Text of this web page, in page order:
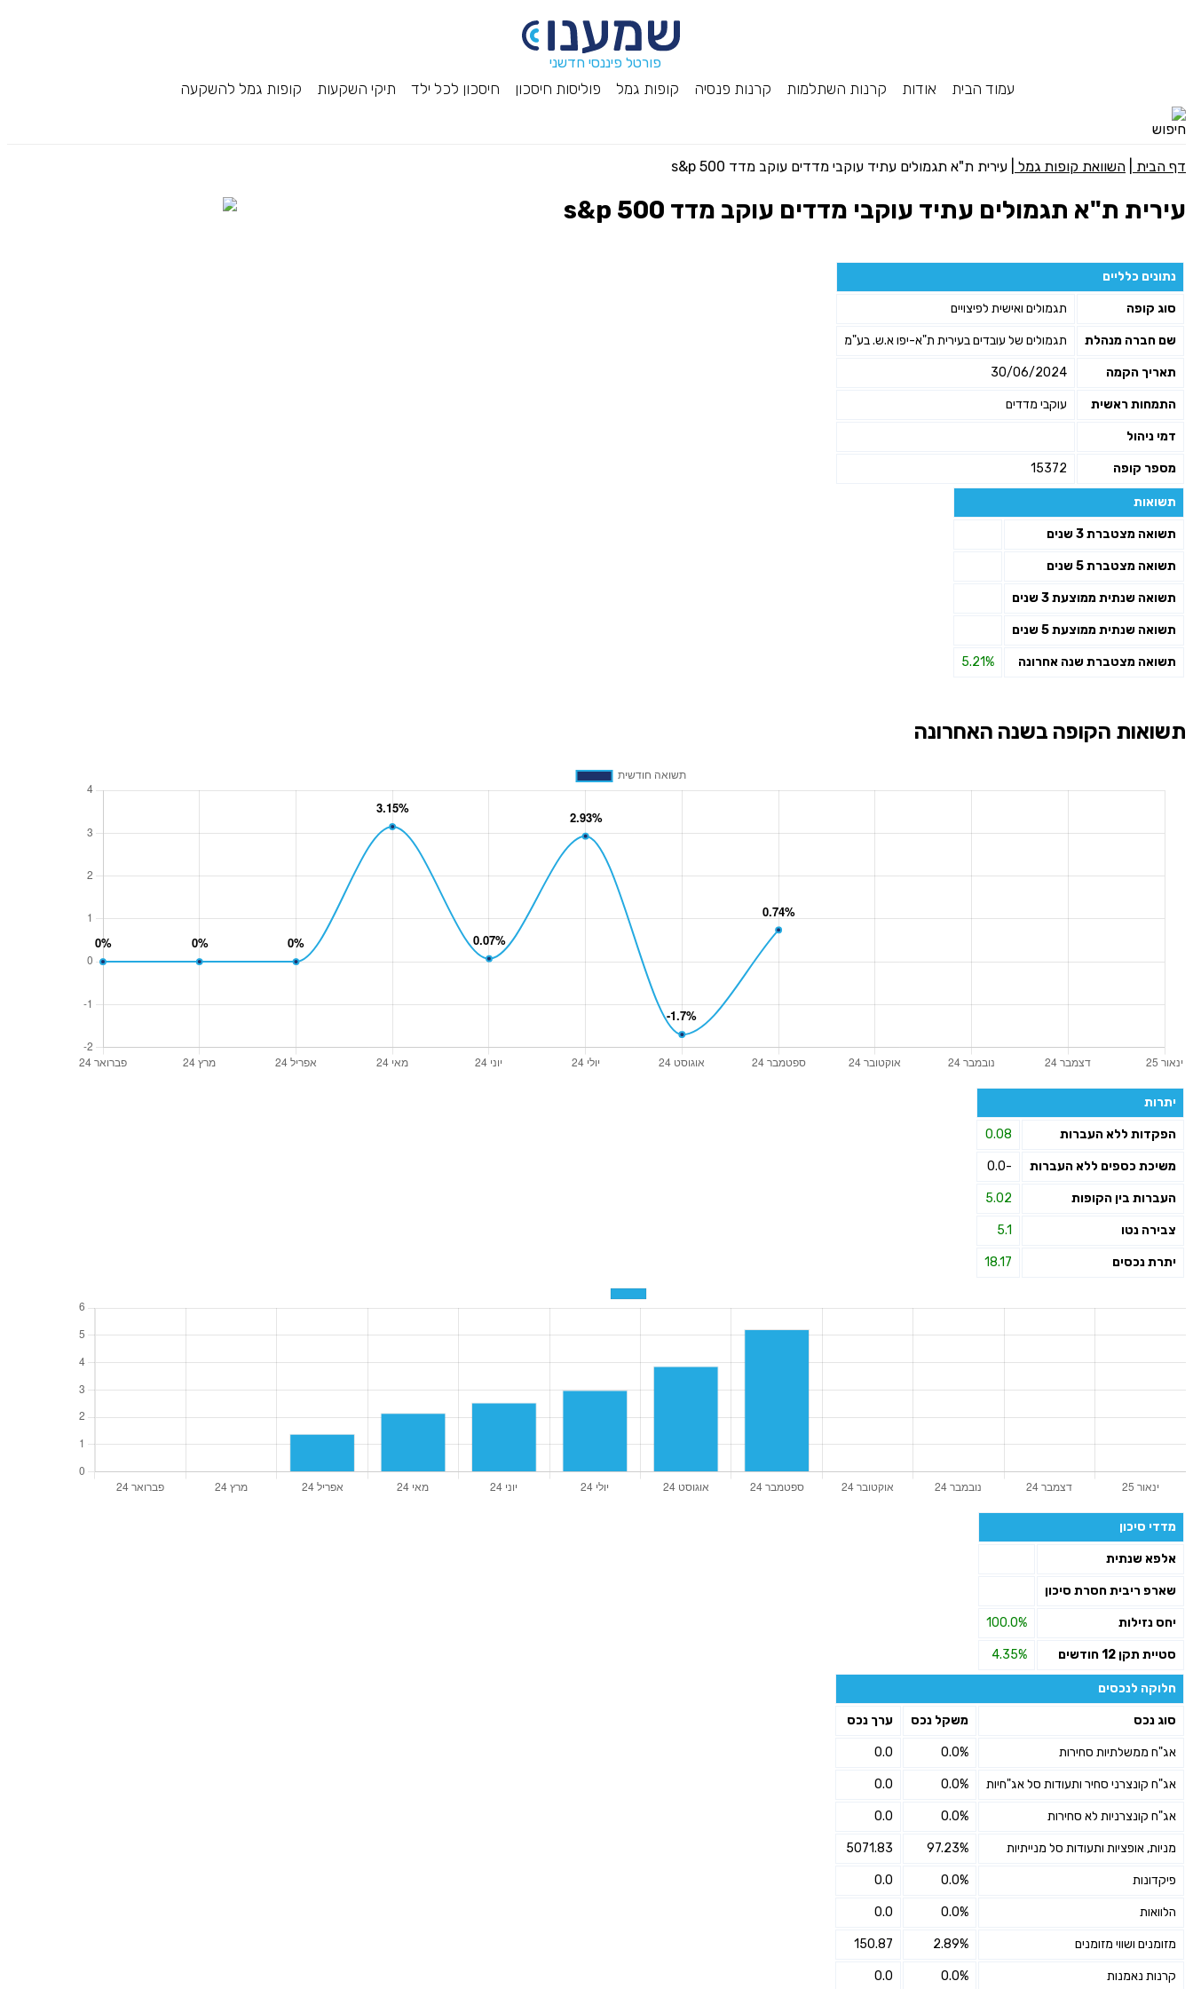
פורטל פיננסי חדשני
עמוד הבית אודות קרנות השתלמות קרנות פנסיה קופות גמל פוליסות חיסכון חיסכון לכל ילד תיקי השקעות קופות גמל להשקעה
דף הבית השוואת קופות גמל עירית ת"א תגמולים עתיד עוקבי מדדים עוקב מדד s&p 500
עירית ת"א תגמולים עתיד עוקבי מדדים עוקב מדד s&p 500
נתונים כלליים
סוג קופה תגמולים ואישית לפיצויים
שם חברה מנהלת תגמולים של עובדים בעירית ת"א-יפו א.ש. בע"מ
תאריך הקמה 30/06/2024
התמחות ראשית עוקבי מדדים
דמי ניהול
מספר קופה 15372
תשואות
תשואה מצטברת 3 שנים
תשואה מצטברת 5 שנים
תשואה שנתית ממוצעת 3 שנים
תשואה שנתית ממוצעת 5 שנים
תשואה מצטברת שנה אחרונה 5.21%
תשואות הקופה בשנה האחרונה
יתרות
הפקדות ללא העברות 0.08
משיכת כספים ללא העברות -0.0
העברות בין הקופות 5.02
צבירה נטו 5.1
יתרת נכסים 18.17
מדדי סיכון
אלפא שנתית
שארפ ריבית חסרת סיכון
יחס נזילות 100.0%
סטיית תקן 12 חודשים 4.35%
חלוקה לנכסים
סוג נכס משקל נכס ערך נכס
אג"ח ממשלתיות סחירות 0.0%
0.0
אג"ח קונצרני סחיר ותעודות סל אג"חיות 0.0%
0.0
אג"ח קונצרניות לא סחירות 0.0%
0.0
מניות, אופציות ותעודות סל מנייתיות 97.23%
5071.83
פיקדונות 0.0%
0.0
הלוואות 0.0%
0.0
מזומנים ושווי מזומנים 2.89%
150.87
קרנות נאמנות 0.0%
0.0